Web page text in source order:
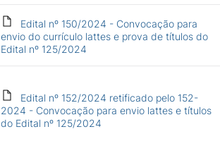
Edital nº 150/2024 - Convocação para
envio do currículo lattes e prova de títulos do
Edital nº 125/2024
Edital nº 152/2024 retificado pelo 152-
2024 - Convocação para envio lattes e títulos
do Edital nº 125/2024